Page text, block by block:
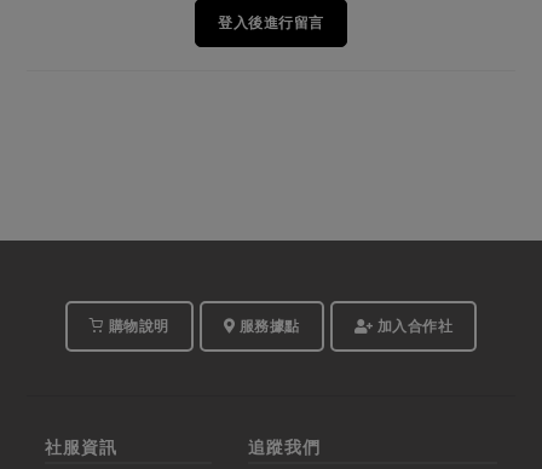
登入後進行留言
購物說明 服務據點 加入合作社
社服資訊 追蹤我們